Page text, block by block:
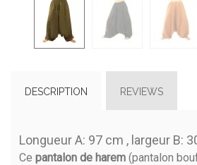
DESCRIPTION REVIEWS
Longueur A: 97 cm , largeur B:
Ce pantalon de harem (pantalon